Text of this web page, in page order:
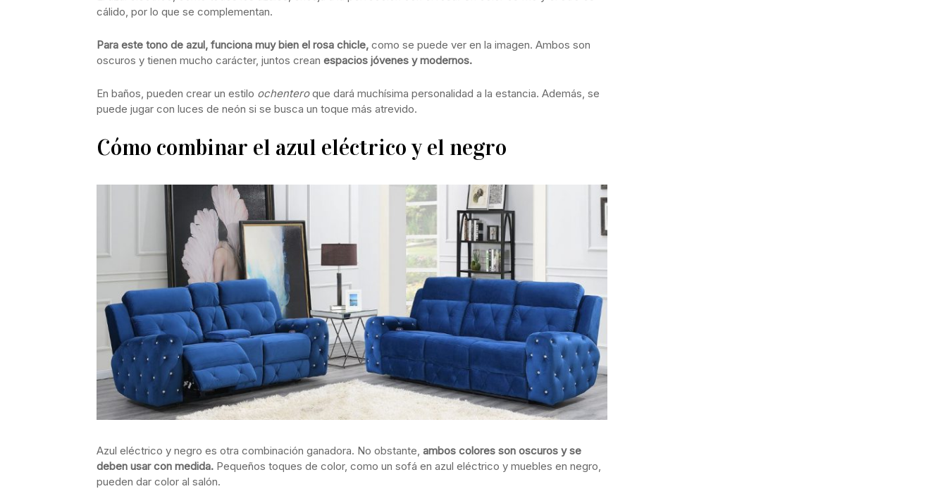
cálido, por lo que se complementan.
Para este tono de azul, funciona muy bien el rosa chicle, como se puede ver en la imagen. Ambos son
oscuros y tienen mucho carácter, juntos crean espacios jóvenes y modernos.
En baños, pueden crear un estilo ochenteroque dará muchísima personalidad a la estancia. Además, se
puede jugar con luces de neón si se busca un toque más atrevido.
Cómo combinar el azul eléctrico y el negro
Azul eléctrico y negro es otra combinación ganadora. No obstante, ambos colores son oscuros y se
deben usar con medida. Pequeños toques de color, como un sofá en azul eléctrico y muebles en negro,
pueden dar color al salón.